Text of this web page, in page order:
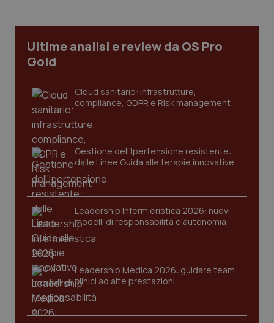
Ultime analisi e review da QS Pro
Gold
Cloud sanitario: infrastrutture,
compliance, GDPR e Risk management
Gestione dell'Ipertensione resistente:
dalle Linee Guida alle terapie innovative
Leadership Infermieristica 2026: nuovi
modelli di responsabilità e autonomia
Leadership Medica 2026: guidare team
clinici ad alte prestazioni
CookieScriptConsent
CookieScript
tracking-sites-ironfish-
tracking-enable
www.quotidianosanita.it
tracking-sites-ironfish-
session-id
www.quotidianosanita.it